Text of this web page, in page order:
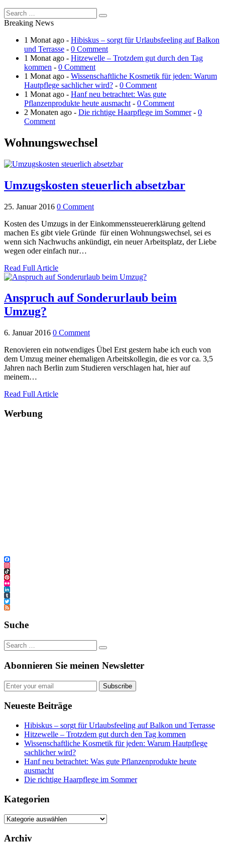
Breaking News
1 Monat ago - Hibiskus – sorgt für Urlaubsfeeling auf Balkon
und Terrasse - 0 Comment
1 Monat ago - Hitzewelle – Trotzdem gut durch den Tag
kommen - 0 Comment
1 Monat ago - Wissenschaftliche Kosmetik für jeden: Warum
Hautpflege sachlicher wird? - 0 Comment
1 Monat ago - Hanf neu betrachtet: Was gute
Pflanzenprodukte heute ausmacht - 0 Comment
2 Monaten ago - Die richtige Haarpflege im Sommer- 0
Comment
Wohnungswechsel
Umzugskosten steuerlich absetzbar
25. Januar 2016 0 Comment
Kosten des Umzugs in der Einkommenssteuererklärung geltend
machen Es gibt viele Gründe für einen Wohnungswechsel, sei es
wenn sich Nachwuchs ankündigt, ein neuer Arbeitsplatz, der Liebe
wegen oder einfach nur…
Read Full Article
Anspruch auf Sonderurlaub beim
Umzug?
6. Januar 2016 0 Comment
Renovieren ein notwendiges Übel Erst gestern habe ich euch von
dem Umzug meiner ehemaligen Arbeitskollegin, die es vor ca. 3,5
Jahren nach Berlin zum Studieren verschlagen hat, hier auf
meinem…
Read Full Article
Werbung
Facebook
Instagram
TikTok
Pinterest
Flickr
LinkedIn
Tumblr
Twitter
Feed
Suche
Abonnieren Sie meinen Newsletter
Subscribe
Neueste Beiträge
Hibiskus – sorgt für Urlaubsfeeling auf Balkon und Terrasse
Hitzewelle – Trotzdem gut durch den Tag kommen
Wissenschaftliche Kosmetik für jeden: Warum Hautpflege
sachlicher wird?
Hanf neu betrachtet: Was gute Pflanzenprodukte heute
ausmacht
Die richtige Haarpflege im Sommer
Kategorien
Kategorien
Archiv